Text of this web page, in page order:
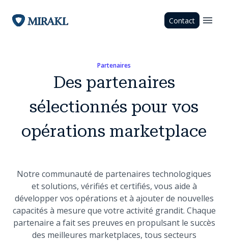
Contact
Partenaires
Des partenaires
sélectionnés pour vos
opérations marketplace
Notre communauté de partenaires technologiques
et solutions, vérifiés et certifiés, vous aide à
développer vos opérations et à ajouter de nouvelles
capacités à mesure que votre activité grandit. Chaque
partenaire a fait ses preuves en propulsant le succès
des meilleures marketplaces, tous secteurs